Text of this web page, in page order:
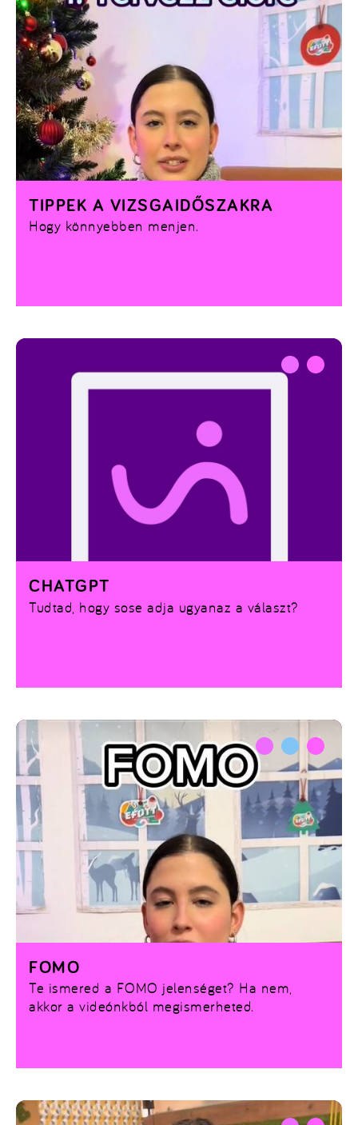
Hogy könnyebben menjen.
TIPPEK A VIZSGAIDŐSZAKRA
Tudtad, hogy sose adja ugyanaz a választ?
CHATGPT
Te ismered a FOMO jelenséget? Ha nem,
akkor a videónkból megismerheted.
FOMO